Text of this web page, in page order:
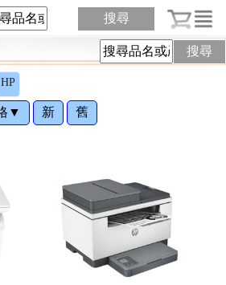
搜尋
搜尋
HP
▼ 新 舊